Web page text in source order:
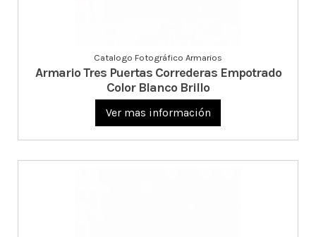
Catalogo Fotográfico Armarios
Armario Tres Puertas Correderas Empotrado
Color Blanco Brillo
Ver mas información